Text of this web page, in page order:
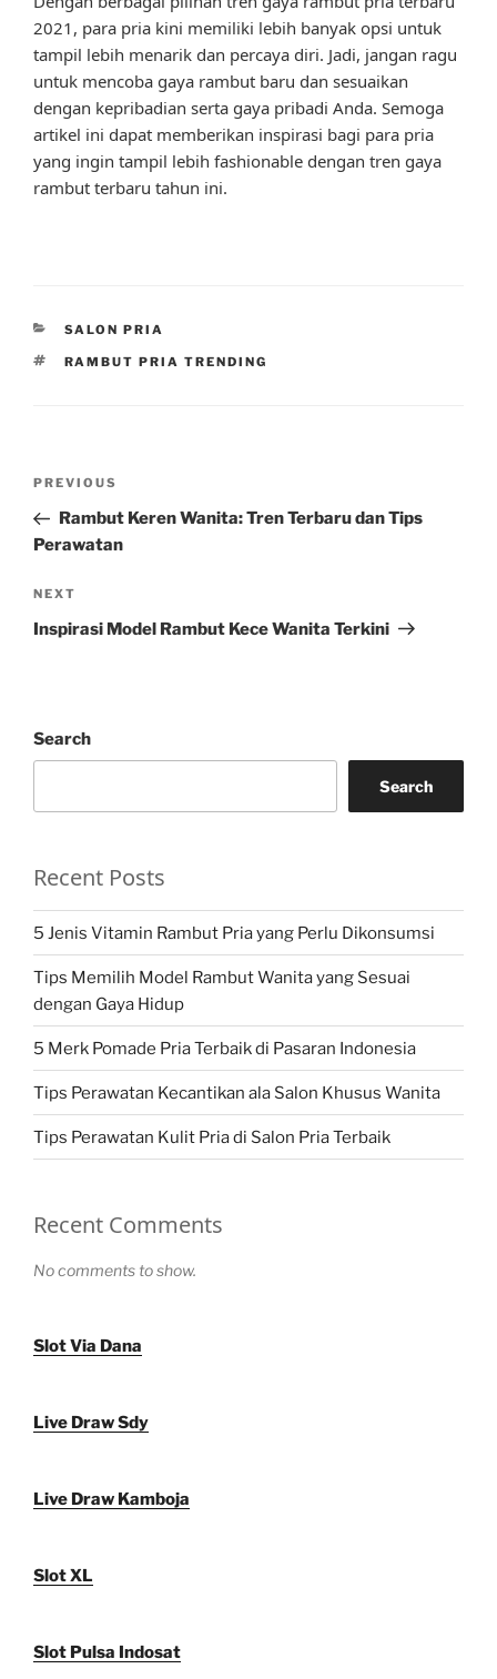
2021, para pria kini memiliki lebih banyak opsi untuk
tampil lebih menarik dan percaya diri. Jadi, jangan ragu
untuk mencoba gaya rambut baru dan sesuaikan
dengan kepribadian serta gaya pribadi Anda. Semoga
artikel ini dapat memberikan inspirasi bagi para pria
yang ingin tampil lebih fashionable dengan tren gaya
rambut terbaru tahun ini.
CATEGORIES
SALON PRIA
TAGS
RAMBUT PRIA TRENDING
Previous
Post
PREVIOUS
Rambut Keren Wanita: Tren Terbaru dan Tips
Perawatan
Next
Post
NEXT
Inspirasi Model Rambut Kece Wanita Terkini
Search
Search
Recent Posts
5 Jenis Vitamin Rambut Pria yang Perlu Dikonsumsi
Tips Memilih Model Rambut Wanita yang Sesuai
dengan Gaya Hidup
5 Merk Pomade Pria Terbaik di Pasaran Indonesia
Tips Perawatan Kecantikan ala Salon Khusus Wanita
Tips Perawatan Kulit Pria di Salon Pria Terbaik
Recent Comments
No comments to show.
Slot Via Dana
Live Draw Sdy
Live Draw Kamboja
Slot XL
Slot Pulsa Indosat